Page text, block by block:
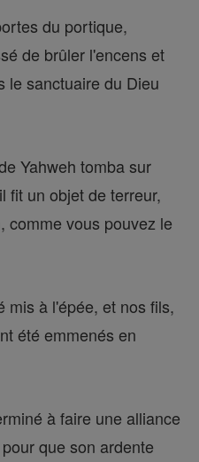
du portique,
de brûler l'encens et
le sanctuaire du Dieu
Yahweh tomba sur
fit un objet de terreur,
comme vous pouvez le
mis à l'épée, et nos fils,
été emmenés en
à faire une alliance
que son ardente